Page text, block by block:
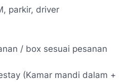
parkir, driver
/ box sesuai pesanan
(Kamar mandi dalam +